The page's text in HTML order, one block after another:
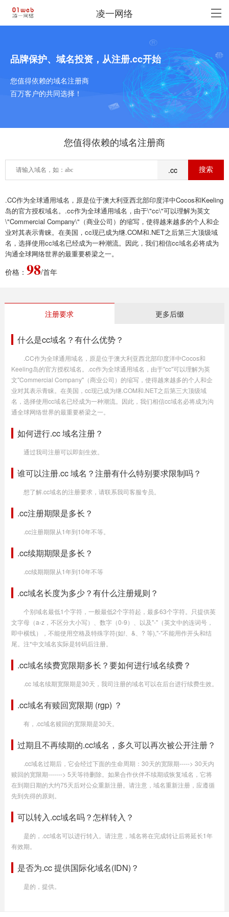
凌一网络
品牌保护、域名投资，从注册.cc开始
您值得依赖的域名注册商
百万客户的共同选择！
您值得依赖的域名注册商
.cc
.CC作为全球通用域名，原是位于澳大利亚西北部印度洋中Cocos和Keeling
岛的官方授权域名。.cc作为全球通用域名，由于\"cc\"可以理解为英文
\"Commercial Company\"（商业公司）的缩写，使得越来越多的个人和企
业对其表示青睐。在美国，cc现已成为继.COM和.NET之后第三大顶级域
名，选择使用cc域名已经成为一种潮流。因此，我们相信cc域名必将成为
沟通全球网络世界的最重要桥梁之一。
价格： 98/首年
注册要求 更多后缀
什么是cc域名？有什么优势？
.CC作为全球通用域名，原是位于澳大利亚西北部印度洋中Cocos和
Keeling岛的官方授权域名。.cc作为全球通用域名，由于"cc"可以理解为英
文"Commercial Company"（商业公司）的缩写，使得越来越多的个人和企
业对其表示青睐。在美国，cc现已成为继.COM和.NET之后第三大顶级域
名，选择使用cc域名已经成为一种潮流。因此，我们相信cc域名必将成为沟
通全球网络世界的最重要桥梁之一。
如何进行.cc 域名注册？
通过我司注册可以即刻生效。
谁可以注册.cc 域名？注册有什么特别要求限制吗？
想了解.cc域名的注册要求，请联系我司客服专员。
.cc注册期限是多长？
.cc注册期限从1年到10年不等。
.cc续期期限是多长？
.cc续期期限从1年到10年不等
.cc域名长度为多少？有什么注册规则？
个别域名最低1个字符，一般最低2个字符起，最多63个字符。只提供英
文字母（a-z，不区分大小写）、数字（0-9）、以及"-"（英文中的连词号，
即中横线），不能使用空格及特殊字符(如!、&、? 等),"-"不能用作开头和结
尾。注*中文域名实际是转码后注册。
.cc域名续费宽限期多长？要如何进行域名续费？
.cc 域名续期宽限期是30天，我司注册的域名可以在后台进行续费生效。
.cc域名有赎回宽限期 (rgp) ？
有，.cc域名赎回的宽限期是30天。
过期且不再续期的.cc域名，多久可以再次被公开注册？
.cc域名过期后，它会经过下面的生命周期：30天的宽限期-----> 30天内
赎回的宽限期-------> 5天等待删除。如果合作伙伴不续期或恢复域名，它将
在到期日期的大约75天后对公众重新注册。请注意，域名重新注册，应遵循
先到先得的原则。
可以转入.cc域名吗？怎样转入？
是的，.cc域名可以进行转入。请注意，域名将在完成转让后将延长1年
有效期。
是否为.cc 提供国际化域名(IDN)？
是的，提供。